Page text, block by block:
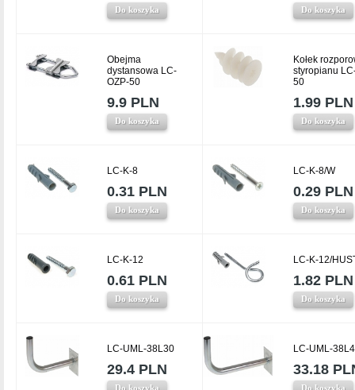
Do koszyka Do koszyka
Obejma
dystansowa LC-
OZP-50
9.9 PLN
Do koszyka
Kołek
styropianu
50
1.99 PLN
Do koszyka
LC-K-8
0.31 PLN
Do koszyka
LC-K-8/W
0.29 PLN
Do koszyka
LC-K-12
0.61 PLN
Do koszyka
LC-K-12/
1.82 PLN
Do koszyka
LC-UML-38L30
29.4 PLN
Do koszyka
LC-UML-
33.18
Do koszyka